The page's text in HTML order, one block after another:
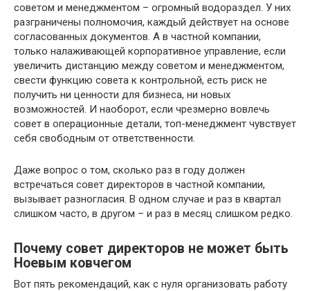
советом и менеджментом – огромный водораздел. У них
разграничены полномочия, каждый действует на основе
согласованных документов. А в частной компании,
только налаживающей корпоративное управление, если
увеличить дистанцию между советом и менеджментом,
свести функцию совета к контрольной, есть риск не
получить ни ценности для бизнеса, ни новых
возможностей. И наоборот, если чрезмерно вовлечь
совет в операционные детали, топ-менеджмент чувствует
себя свободным от ответственности.
Даже вопрос о том, сколько раз в году должен
встречаться совет директоров в частной компании,
вызывает разногласия. В одном случае и раз в квартал
слишком часто, в другом – и раз в месяц слишком редко.
Почему совет директоров не может быть
Ноевым ковчегом
Вот пять рекомендаций, как с нуля организовать работу